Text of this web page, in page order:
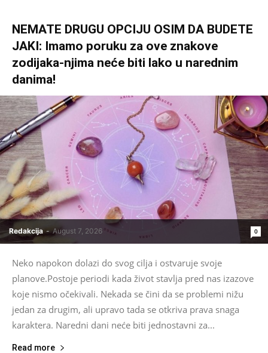
NEMATE DRUGU OPCIJU OSIM DA BUDETE
JAKI: Imamo poruku za ove znakove
zodijaka-njima neće biti lako u narednim
danima!
Redakcija - August 7, 2026 0
Neko napokon dolazi do svog cilja i ostvaruje svoje
planove.Postoje periodi kada život stavlja pred nas izazove
koje nismo očekivali. Nekada se čini da se problemi nižu
jedan za drugim, ali upravo tada se otkriva prava snaga
karaktera. Naredni dani neće biti jednostavni za...
Read more